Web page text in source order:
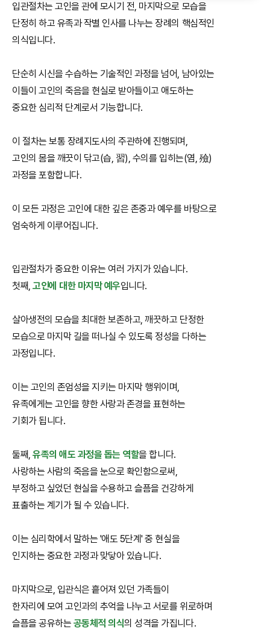
입관절차는 고인을 관에 모시기 전, 마지막으로 모습을
단정히 하고 유족과 작별 인사를 나누는 장례의 핵심적인
의식입니다.
단순히 시신을 수습하는 기술적인 과정을 넘어, 남아있는
이들이 고인의 죽음을 현실로 받아들이고 애도하는
중요한 심리적 단계로서 기능합니다.
이 절차는 보통 장례지도사의 주관하에 진행되며,
고인의 몸을 깨끗이 닦고(습, 習), 수의를 입히는(염, 殮)
과정을 포함합니다.
이 모든 과정은 고인에 대한 깊은 존중과 예우를 바탕으로
엄숙하게 이루어집니다.
입관절차가 중요한 이유는 여러 가지가 있습니다.
첫째,고인에 대한 마지막 예우입니다.
살아생전의 모습을 최대한 보존하고, 깨끗하고 단정한
모습으로 마지막 길을 떠나실 수 있도록 정성을 다하는
과정입니다.
이는 고인의 존엄성을 지키는 마지막 행위이며,
유족에게는 고인을 향한 사랑과 존경을 표현하는
기회가 됩니다.
둘째,유족의 애도 과정을 돕는 역할을 합니다.
사랑하는 사람의 죽음을 눈으로 확인함으로써,
부정하고 싶었던 현실을 수용하고 슬픔을 건강하게
표출하는 계기가 될 수 있습니다.
이는 심리학에서 말하는 '애도 5단계' 중 현실을
인지하는 중요한 과정과 맞닿아 있습니다.
마지막으로, 입관식은 흩어져 있던 가족들이
한자리에 모여 고인과의 추억을 나누고 서로를 위로하며
슬픔을 공유하는 공동체적 의식의 성격을 가집니다.